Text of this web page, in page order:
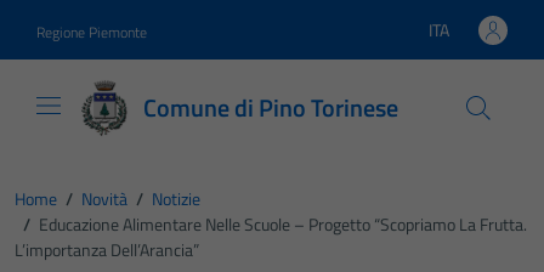
Regione Piemonte Lingua attiva:
ITA
Comune di Pino Torinese
Home / Novità / Notizie
/ Educazione Alimentare Nelle Scuole – Progetto “Scopriamo La Frutta.
L’importanza Dell’Arancia”